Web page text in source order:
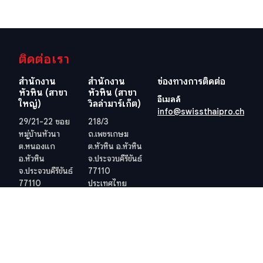
ติดต่อเรา
สำนักงาน
หัวหิน (สาขา
ใหญ่)
29/21-22 ซอย
หมู่บ้านหัวนา
ต.หนองแก
อ.หัวหิน
จ.ประจวบคีรีขันธ์
77110
สำนักงาน
หัวหิน (สาขา
วิลล่ามาร์เก็ต)
218/3
ถ.เพชรเกษม
ต.หัวหิน อ.หัวหิน
จ.ประจวบคีรีขันธ์
77110
ประเทศไทย
ช่องทางการติดต่อ
อีเมลล์
info@swissthaipro.ch